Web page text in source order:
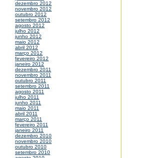
dezembro 2012
novembro 2012
outubro 2012
setembro 2012
agosto 2012
julho 2012
junho 2012
maio 2012
abril 2012
março 2012
fevereiro 2012
janeiro 2012
dezembro 2011
novembro 2011
outubro 2011
setembro 2011
agosto 2011
julho 2011
junho 2011
maio 2011
abril 2011
março 2011
fevereiro 2011
janeiro 2011
dezembro 2010
novembro 2010
outubro 2010
setembro 2010